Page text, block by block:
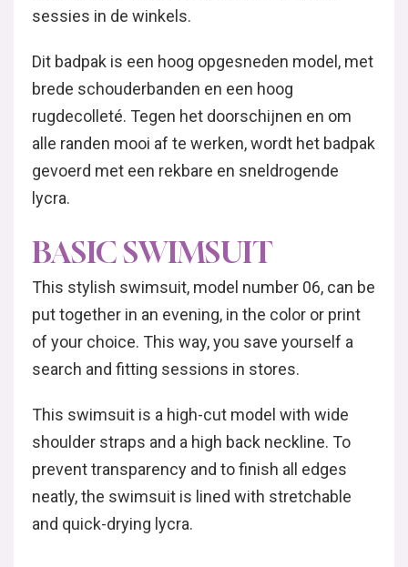
sessies in de winkels.
Dit badpak is een hoog opgesneden model, met
brede schouderbanden en een hoog
rugdecolleté. Tegen het doorschijnen en om
alle randen mooi af te werken, wordt het badpak
gevoerd met een rekbare en sneldrogende
lycra.
BASIC SWIMSUIT
This stylish swimsuit, model number 06, can be
put together in an evening, in the color or print
of your choice. This way, you save yourself a
search and fitting sessions in stores.
This swimsuit is a high-cut model with wide
shoulder straps and a high back neckline. To
prevent transparency and to finish all edges
neatly, the swimsuit is lined with stretchable
and quick-drying lycra.